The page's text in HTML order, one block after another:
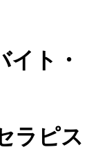
イト・
ラピス